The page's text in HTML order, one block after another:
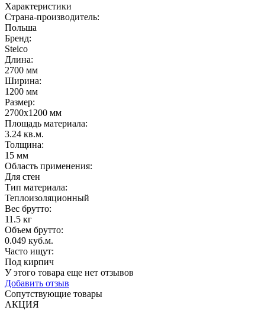
Характеристики
Страна-производитель:
Польша
Бренд:
Steico
Длина:
2700 мм
Ширина:
1200 мм
Размер:
2700х1200 мм
Площадь материала:
3.24 кв.м.
Толщина:
15 мм
Область применения:
Для стен
Тип материала:
Теплоизоляционный
Вес брутто:
11.5 кг
Объем брутто:
0.049 куб.м.
Часто ищут:
Под кирпич
У этого товара еще нет отзывов
Добавить отзыв
Сопутствующие товары
АКЦИЯ